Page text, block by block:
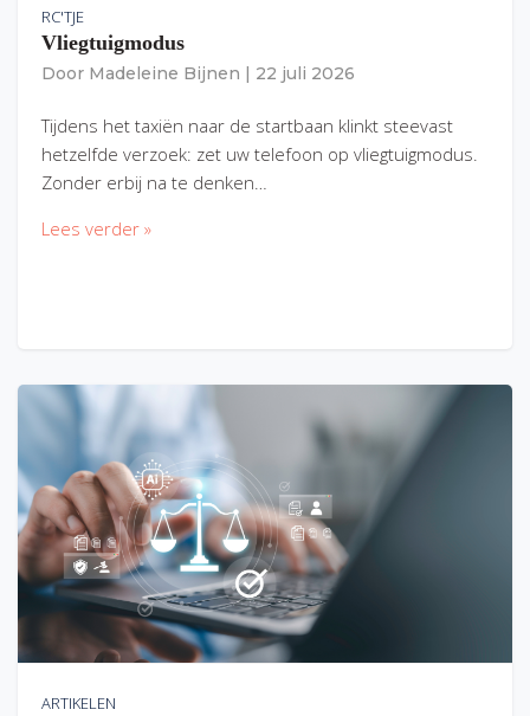
RC'TJE
Vliegtuigmodus
Door Madeleine Bijnen 22 juli 2026
Tijdens het taxiën naar de startbaan klinkt steevast
hetzelfde verzoek: zet uw telefoon op vliegtuigmodus.
Zonder erbij na te denken…
Lees verder »
ARTIKELEN